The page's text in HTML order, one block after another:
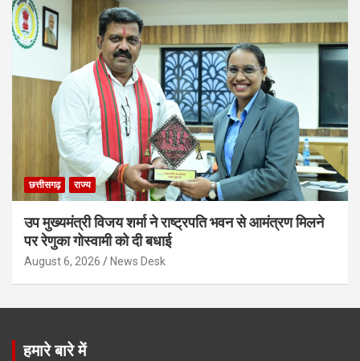
छत्तीसगढ़ राज्य
उप मुख्यमंत्री विजय शर्मा ने राष्ट्रपति भवन से आमंत्रण मिलने
पर रेणुका गोस्वामी को दी बधाई
August 6, 2026 News Desk
हमारे बारे में